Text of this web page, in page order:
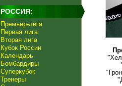
РОССИЯ:
Премьер-лига
Первая лига
Вторая лига
Кубок России
Календарь
Бомбардиры
Суперкубок
Тренеры